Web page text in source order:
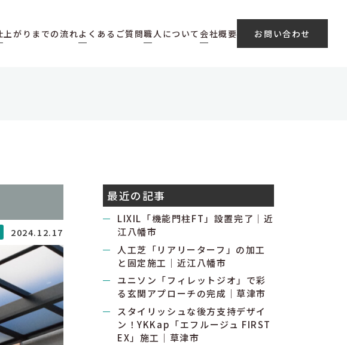
上がりまでの流れよくあるご質問職人について会社概要 お問い合わせ
2024.12.17
最近の記事
LIXIL「機能門柱FT」設置完了｜近
江八幡市
人工芝「リアリーターフ」の加工
と固定施工｜近江八幡市
ユニソン「フィレットジオ」で彩
る玄関アプローチの完成｜草津市
スタイリッシュな後方支持デザイ
ン！YKKap「エフルージュ FIRST
EX」施工｜草津市